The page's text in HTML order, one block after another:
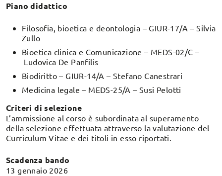
Piano didattico
Filosofia, bioetica e deontologia – GIUR-17/A – Silvia
Zullo
Bioetica clinica e Comunicazione – MEDS-02/C –
Ludovica De Panfilis
Biodiritto – GIUR-14/A – Stefano Canestrari
Medicina legale – MEDS-25/A – Susi Pelotti
Criteri di selezione
L’ammissione al corso è subordinata al superamento
della selezione effettuata attraverso la valutazione del
Curriculum Vitae e dei titoli in esso riportati.
Scadenza bando
13 gennaio 2026